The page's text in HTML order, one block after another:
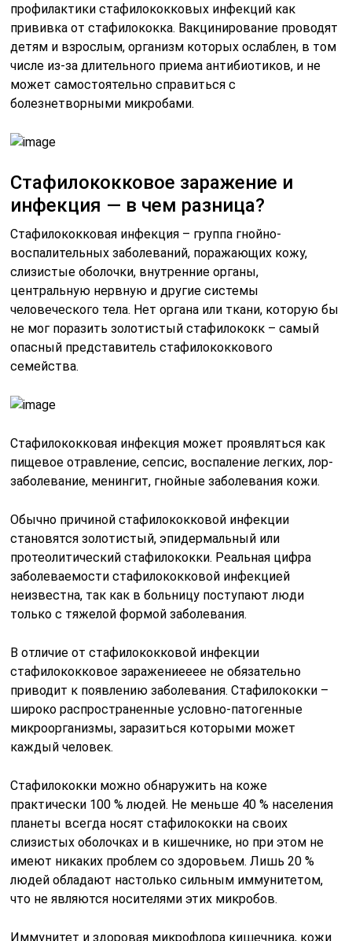
профилактики стафилококковых инфекций как
прививка от стафилококка. Вакцинирование проводят
детям и взрослым, организм которых ослаблен, в том
числе из-за длительного приема антибиотиков, и не
может самостоятельно справиться с
болезнетворными микробами.
Стафилококковое заражение и
инфекция — в чем разница?
Стафилококковая инфекция – группа гнойно-
воспалительных заболеваний, поражающих кожу,
слизистые оболочки, внутренние органы,
центральную нервную и другие системы
человеческого тела. Нет органа или ткани, которую бы
не мог поразить золотистый стафилококк – самый
опасный представитель стафилококкового
семейства.
Стафилококковая инфекция может проявляться как
пищевое отравление, сепсис, воспаление легких, лор-
заболевание, менингит, гнойные заболевания кожи.
Обычно причиной стафилококковой инфекции
становятся золотистый, эпидермальный или
протеолитический стафилококки. Реальная цифра
заболеваемости стафилококковой инфекцией
неизвестна, так как в больницу поступают люди
только с тяжелой формой заболевания.
В отличие от стафилококковой инфекции
стафилококковое заражениееее не обязательно
приводит к появлению заболевания. Стафилококки –
широко распространенные условно-патогенные
микроорганизмы, заразиться которыми может
каждый человек.
Стафилококки можно обнаружить на коже
практически 100 % людей. Не меньше 40 % населения
планеты всегда носят стафилококки на своих
слизистых оболочках и в кишечнике, но при этом не
имеют никаких проблем со здоровьем. Лишь 20 %
людей обладают настолько сильным иммунитетом,
что не являются носителями этих микробов.
Иммунитет и здоровая микрофлора кишечника, кожи